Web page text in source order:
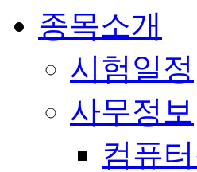
종목소개
시험일정
사무정보
컴퓨